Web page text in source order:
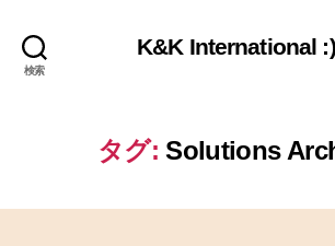
検索
K&K International
タグ: Solutions